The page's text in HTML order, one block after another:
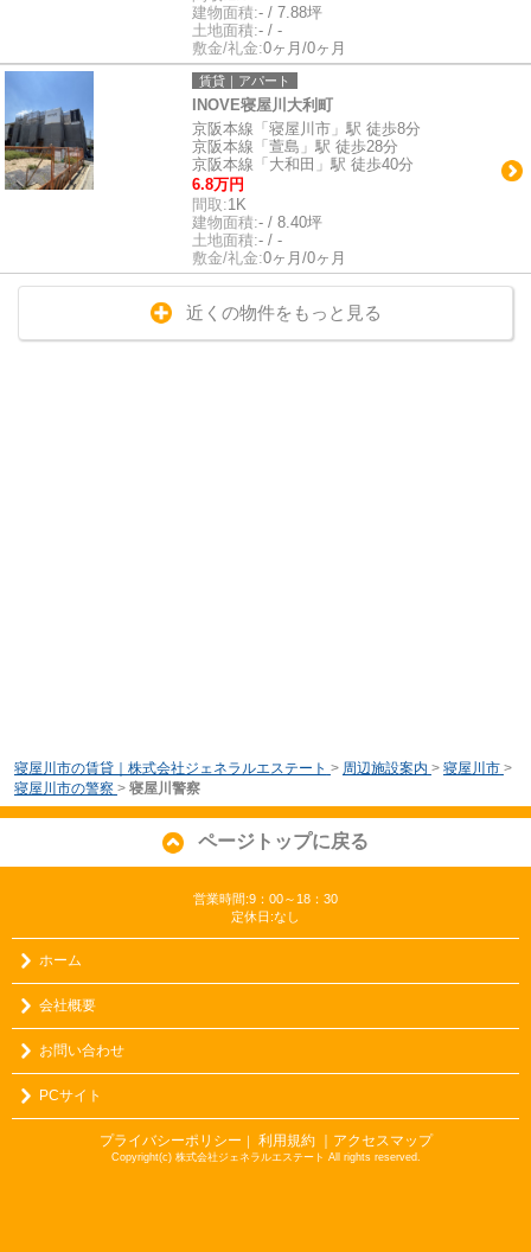
建物面積:- / 7.88坪
土地面積:- / -
敷金/礼金:0ヶ月/0ヶ月
賃貸｜アパート
INOVE寝屋川大利町
京阪本線「寝屋川市」駅 徒歩8分
京阪本線「萱島」駅 徒歩28分
京阪本線「大和田」駅 徒歩40分
6.8万円
間取:1K
建物面積:- / 8.40坪
土地面積:- / -
敷金/礼金:0ヶ月/0ヶ月
近くの物件をもっと見る
寝屋川市の賃貸｜株式会社ジェネラルエステート > 周辺施設案内 > 寝屋川市 >
寝屋川市の警察 > 寝屋川警察
ページトップに戻る
営業時間:9：00～18：30
定休日:なし
ホーム
会社概要
お問い合わせ
PCサイト
プライバシーポリシー ｜ 利用規約 ｜アクセスマップ
Copyright(c) 株式会社ジェネラルエステート All rights reserved.